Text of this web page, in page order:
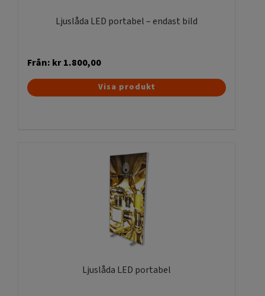
Ljuslåda LED portabel – endast bild
Från: kr1.800,00
Den
här
varianter.
De
olika
alternativen
kan
väljas
på
Visa produkt
Ljuslåda LED portabel